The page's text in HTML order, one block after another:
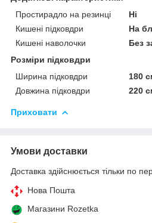
Простирадло на резинці
Ні
Кишені підковдри
На
Кишені наволочки
Без
Розміри підковдри
Ширина підковдри
180
Довжина підковдри
220
Приховати
Умови доставки
Доставка здійснюється тільки по
Нова Пошта
Магазини Rozetka